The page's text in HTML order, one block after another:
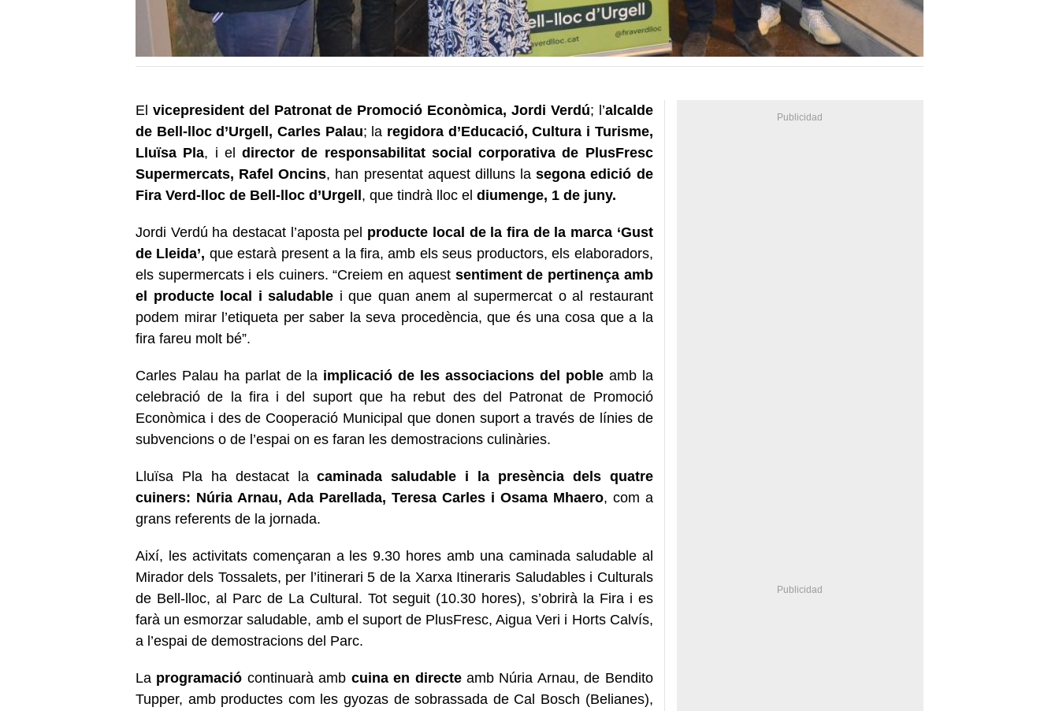
El vicepresident del Patronat de Promoció Econòmica, Jordi Verdú; l’alcalde
de Bell-lloc d’Urgell, Carles Palau; la regidora d’Educació, Cultura i Turisme,
Lluïsa Pla, i eldirector de responsabilitat social corporativa de PlusFresc
Supermercats, Rafel Oncins, han presentat aquest dilluns la segona edició de
Fira Verd-lloc de Bell-lloc d’Urgell, que tindrà lloc el diumenge, 1 de juny.
Jordi Verdú ha destacat l’aposta pel producte local de la fira de la marca ‘Gust
de Lleida’, que estarà present a la fira, amb els seus productors, els elaboradors,
els supermercats i els cuiners. “Creiem en aquestsentiment de pertinença amb
el producte local i saludable i que quan anem al supermercat o al restaurant
podem mirar l’etiqueta per saber la seva procedència, que és una cosa que a la
fira fareu molt bé”.
Carles Palau ha parlat de la implicació de les associacions del pobleamb la
celebració de la fira i del suport que ha rebut des del Patronat de Promoció
Econòmica i des de Cooperació Municipal que donen suport a través de línies de
subvencions o de l’espai on es faran les demostracions culinàries.
Lluïsa Pla ha destacat lacaminada saludable i la presència dels quatre
cuiners: Núria Arnau, Ada Parellada, Teresa Carles i Osama Mhaero, com a
grans referents de la jornada.
Així, les activitats començaran a les 9.30 hores amb una caminada saludable al
Mirador dels Tossalets, per l’itinerari 5 de la Xarxa Itineraris Saludables i Culturals
de Bell-lloc, al Parc de La Cultural. Tot seguit (10.30 hores), s’obrirà la Fira i es
farà un esmorzar saludable, amb el suport de PlusFresc, Aigua Veri i Horts Calvís,
a l’espai de demostracions del Parc.
La programació continuarà amb cuina en directeamb Núria Arnau, de Bendito
Tupper, amb productes com les gyozas de sobrassada de Cal Bosch (Belianes),